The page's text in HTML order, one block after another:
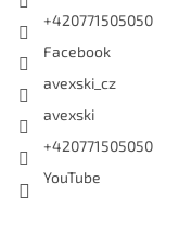
+420771505050
Facebook
avexski_cz
avexski
+420771505050
YouTube